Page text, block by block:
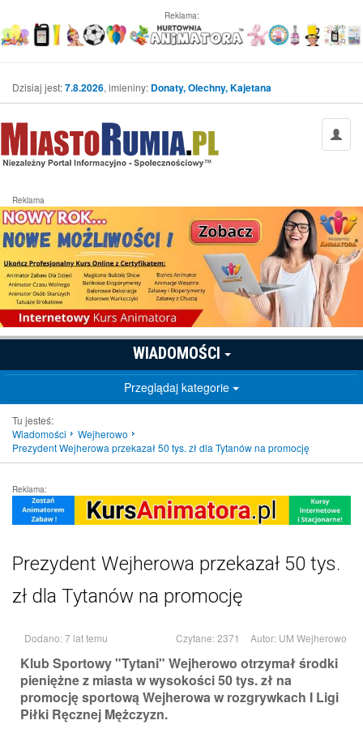
Reklama:
Dzisiaj jest:7.8.2026, imieniny: Donaty, Olechny, Kajetana
Reklama
WIADOMOŚCI
Przeglądaj kategorie
Tu jesteś:
Wiadomości
Wejherowo
Prezydent Wejherowa przekazał 50 tys. zł dla Tytanów na promocję
Reklama:
Prezydent Wejherowa przekazał 50 tys.
zł dla Tytanów na promocję
Dodano: 7 lat temu Czytane: 2371 Autor: UM Wejherowo
Klub Sportowy "Tytani" Wejherowo otrzymał środki
pieniężne z miasta w wysokości 50 tys. zł na
promocję sportową Wejherowa w rozgrywkach I Ligi
Piłki Ręcznej Mężczyzn.